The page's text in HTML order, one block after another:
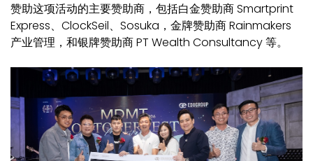
赞助这项活动的主要赞助商，包括白金赞助商 Smartprint
Express、ClockSeil、Sosuka，金牌赞助商 Rainmakers
产业管理，和银牌赞助商 PT Wealth Consultancy 等。